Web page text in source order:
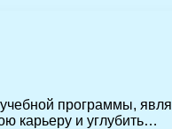
программы,
карьеру и углубить…